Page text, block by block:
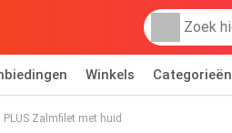
Winkels Categorieën
PLUS Zalmfilet met huid